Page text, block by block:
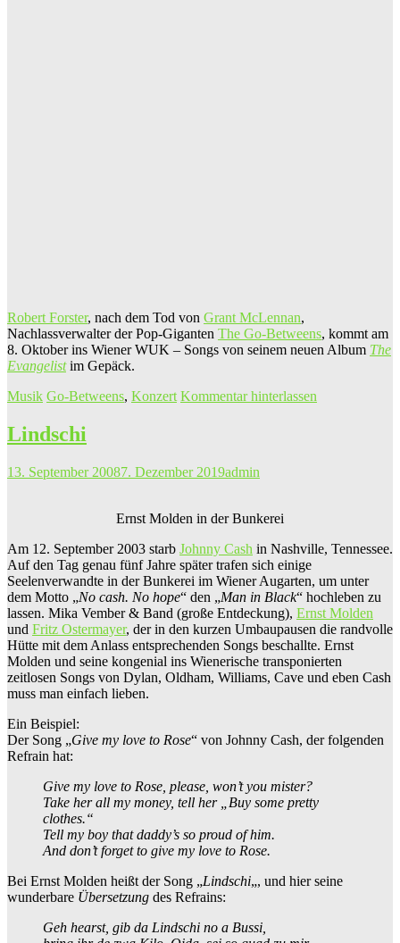
Robert Forster, nach dem Tod von Grant McLennan,
Nachlassverwalter der Pop-Giganten The Go-Betweens, kommt am
8. Oktober ins Wiener WUK – Songs von seinem neuen Album The
Evangelistim Gepäck.
Musik Go-Betweens, Konzert Kommentar hinterlassen
Lindschi
13. September 20087. Dezember 2019admin
Ernst Molden in der Bunkerei
Am 12. September 2003 starb Johnny Cash in Nashville, Tennessee.
Auf den Tag genau fünf Jahre später trafen sich einige
Seelenverwandte in der Bunkerei im Wiener Augarten, um unter
dem Motto „No cash. No hope“ den „Man in Black“ hochleben zu
lassen. Mika Vember & Band (große Entdeckung), Ernst Molden
und Fritz Ostermayer, der in den kurzen Umbaupausen die randvolle
Hütte mit dem Anlass entsprechenden Songs beschallte. Ernst
Molden und seine kongenial ins Wienerische transponierten
zeitlosen Songs von Dylan, Oldham, Williams, Cave und eben Cash
muss man einfach lieben.
Ein Beispiel:
Der Song „Give my love to Rose“ von Johnny Cash, der folgenden
Refrain hat:
Give my love to Rose, please, won’t you mister?
Take her all my money, tell her „Buy some pretty
clothes.“
Tell my boy that daddy’s so proud of him.
And don’t forget to give my love to Rose.
Bei Ernst Molden heißt der Song „Lindschi„, und hier seine
wunderbare Übersetzung des Refrains:
Geh hearst, gib da Lindschi no a Bussi,